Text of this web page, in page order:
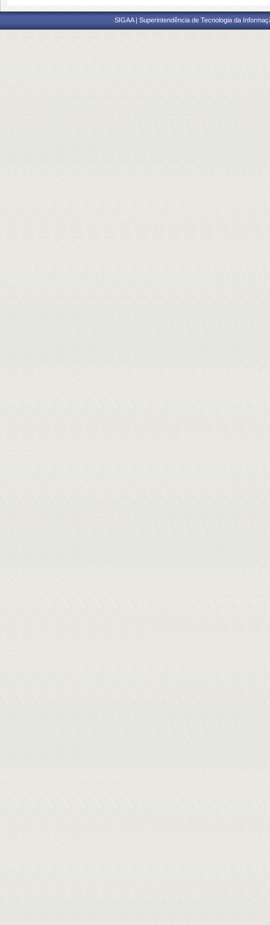
SIGAA | Superintendência de Tecnologia da